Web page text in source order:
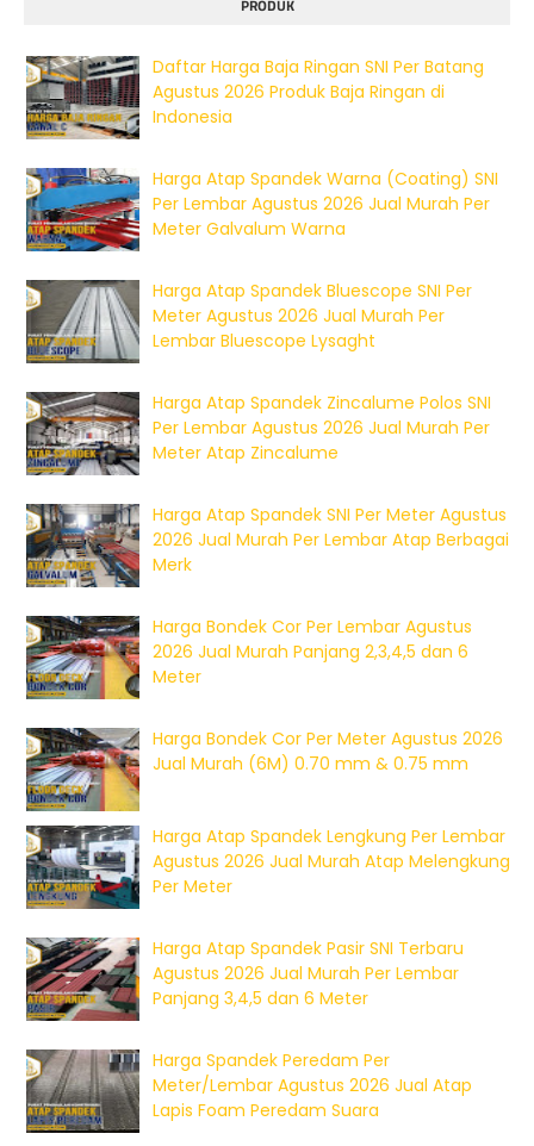
PRODUK
Daftar Harga Baja Ringan SNI Per Batang
Agustus 2026 Produk Baja Ringan di
Indonesia
Harga Atap Spandek Warna (Coating) SNI
Per Lembar Agustus 2026 Jual Murah Per
Meter Galvalum Warna
Harga Atap Spandek Bluescope SNI Per
Meter Agustus 2026 Jual Murah Per
Lembar Bluescope Lysaght
Harga Atap Spandek Zincalume Polos SNI
Per Lembar Agustus 2026 Jual Murah Per
Meter Atap Zincalume
Harga Atap Spandek SNI Per Meter Agustus
2026 Jual Murah Per Lembar Atap Berbagai
Merk
Harga Bondek Cor Per Lembar Agustus
2026 Jual Murah Panjang 2,3,4,5 dan 6
Meter
Harga Bondek Cor Per Meter Agustus 2026
Jual Murah (6M) 0.70 mm & 0.75 mm
Harga Atap Spandek Lengkung Per Lembar
Agustus 2026 Jual Murah Atap Melengkung
Per Meter
Harga Atap Spandek Pasir SNI Terbaru
Agustus 2026 Jual Murah Per Lembar
Panjang 3,4,5 dan 6 Meter
Harga Spandek Peredam Per
Meter/Lembar Agustus 2026 Jual Atap
Lapis Foam Peredam Suara